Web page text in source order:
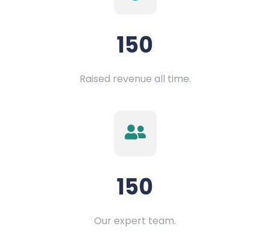
150
Raised revenue all time.
150
Our expert team.